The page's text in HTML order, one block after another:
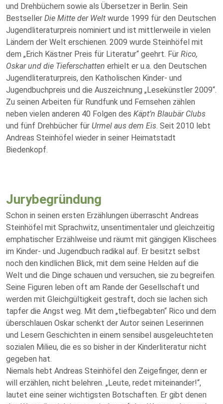
und Drehbüchern sowie als Übersetzer in Berlin. Sein
Bestseller Die Mitte der Welt wurde 1999 für den Deutschen
Jugendliteraturpreis nominiert und ist mittlerweile in vielen
Ländern der Welt erschienen. 2009 wurde Steinhöfel mit
dem „Erich Kästner Preis für Literatur“ geehrt. Für Rico,
Oskar und die Tieferschatten erhielt er u.a. den Deutschen
Jugendliteraturpreis, den Katholischen Kinder- und
Jugendbuchpreis und die Auszeichnung „Lesekünstler 2009“.
Zu seinen Arbeiten für Rundfunk und Fernsehen zählen
neben vielen anderen 40 Folgen des Käpt’n Blaubär Clubs
und fünf Drehbücher für Urmel aus dem Eis. Seit 2010 lebt
Andreas Steinhöfel wieder in seiner Heimatstadt
Biedenkopf.
Jurybegründung
Schon in seinen ersten Erzählungen überrascht Andreas
Steinhöfel mit Sprachwitz, unsentimentaler und gleichzeitig
emphatischer Erzählweise und räumt mit gängigen Klischees
im Kinder- und Jugendbuch radikal auf. Er besitzt selbst
noch den kindlichen Blick, mit dem seine Helden auf die
Welt und die Dinge schauen und versuchen, sie zu begreifen.
Seine Figuren leben oft am Rande der Gesellschaft und
werden mit Gleichgültigkeit gestraft, doch sie lachen sich
tapfer die Angst weg. Mit dem „tiefbegabten“ Rico und dem
überschlauen Oskar schenkt der Autor seinen Leserinnen
und Lesern Geschichten in einem sensibel ausgeleuchteten
sozialen Milieu, die es so bisher in der Kinderliteratur nicht
gegeben hat.
Niemals hebt Andreas Steinhöfel den Zeigefinger, denn er
will erzählen, nicht belehren. „Leute, redet miteinander!“,
lautet eine seiner wichtigsten Botschaften. Er gibt denen